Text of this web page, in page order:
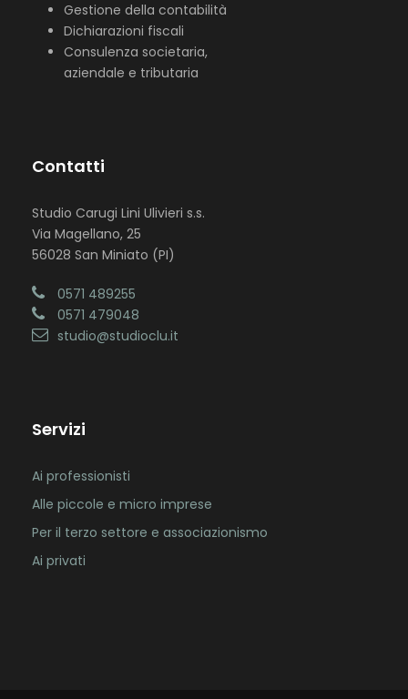
Gestione della contabilità
Dichiarazioni fiscali
Consulenza societaria,
aziendale e tributaria
Contatti
Studio Carugi Lini Ulivieri s.s.
Via Magellano, 25
56028 San Miniato (PI)
0571 489255
0571 479048
studio@studioclu.it
Servizi
Ai professionisti
Alle piccole e micro imprese
Per il terzo settore e associazionismo
Ai privati